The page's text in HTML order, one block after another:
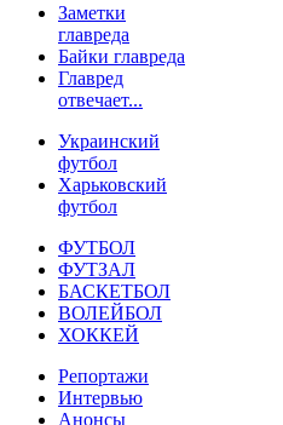
Заметки
главреда
Байки главреда
Главред
отвечает...
Украинский
футбол
Харьковский
футбол
ФУТБОЛ
ФУТЗАЛ
БАСКЕТБОЛ
ВОЛЕЙБОЛ
ХОККЕЙ
Репортажи
Интервью
Анонсы